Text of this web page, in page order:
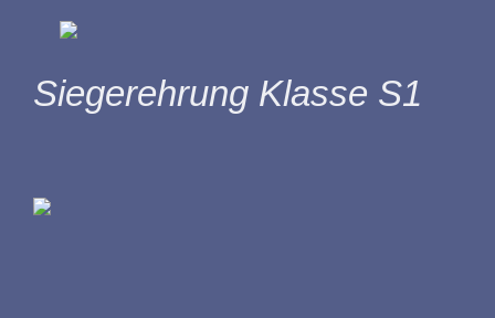
Siegerehrung Klasse S1